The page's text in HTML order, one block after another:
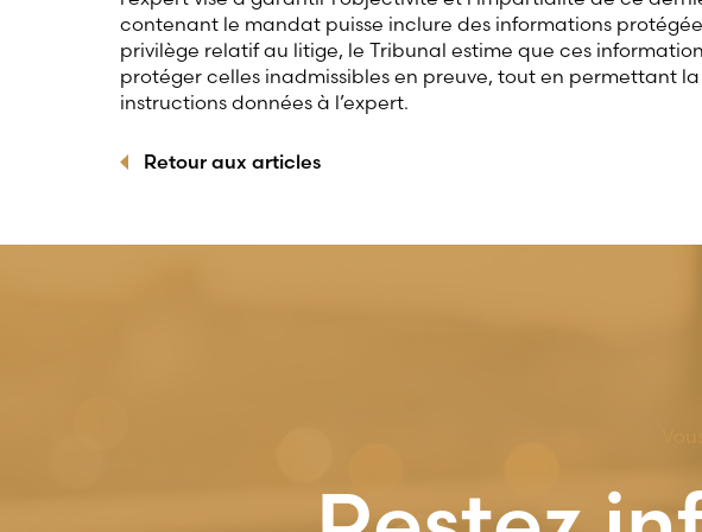
contenant le mandat puisse inclure des informations
privilège relatif au litige, le Tribunal estime que ces
protéger celles inadmissibles en preuve, tout en permettant
instructions données à l’expert.
Retour aux articles